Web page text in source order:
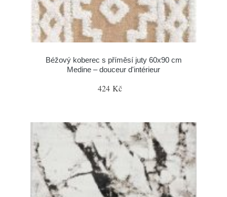
Béžový koberec s příměsí juty 60x90 cm
Medine – douceur d'intérieur
424 Kč